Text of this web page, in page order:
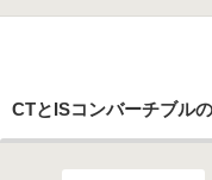
CTとISコンバーチブル